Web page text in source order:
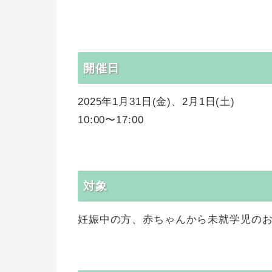
開催日
2025年1月31日(金)、2月1日(土)
10:00〜17:00
対象
妊娠中の方、赤ちゃんから未就学児の